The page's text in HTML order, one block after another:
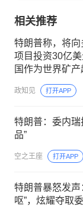
相关推荐
特朗普称，将
项目投资30亿
国作为世界矿
政知见 打开APP
特朗普：委内瑞
品”
空之王座 打开APP
特朗普暴怒发声
呕”，炫耀夺取